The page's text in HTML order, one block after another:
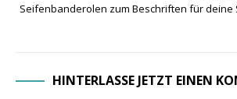
Seifenbanderolen zum Beschriften für deine
HINTERLASSE JETZT EINEN